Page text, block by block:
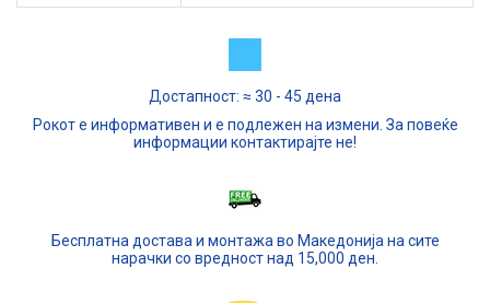
Достапност: ≈ 30 - 45 дена
Рокот е информативен и е подлежен на измени. За повеќе
информации контактирајте не!
Бесплатна достава и монтажа во Македонија на сите
нарачки со вредност над 15,000 ден.